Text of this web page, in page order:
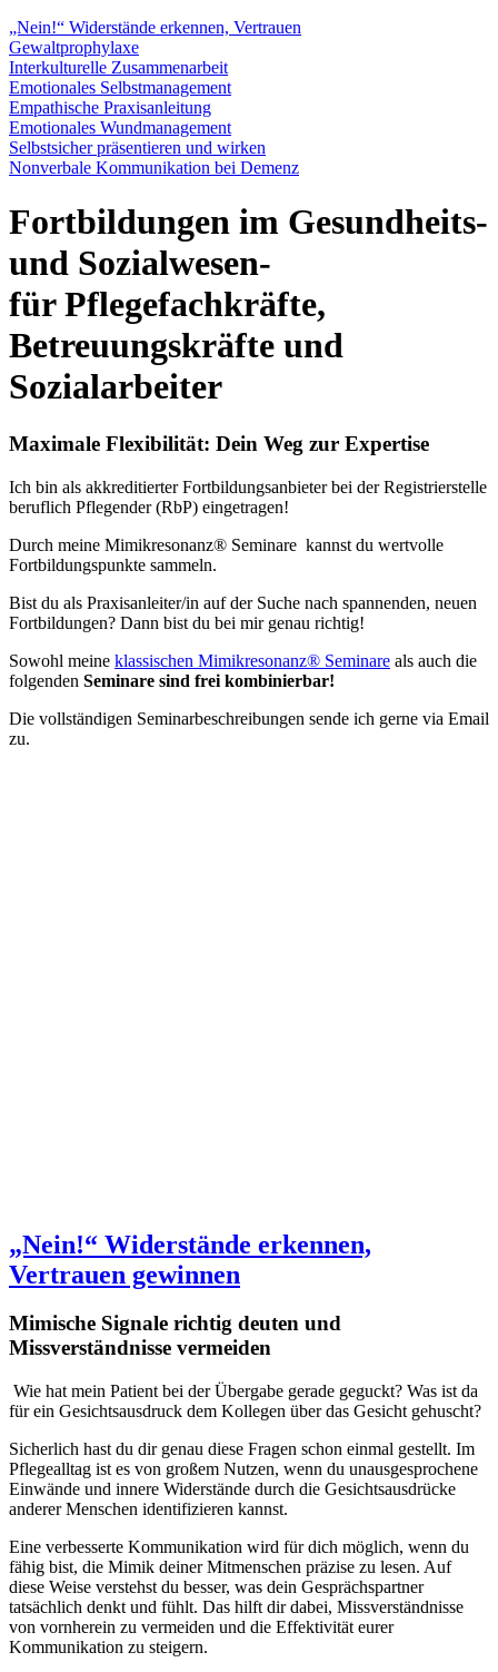
„Nein!“ Widerstände erkennen, Vertrauen
Gewaltprophylaxe
Interkulturelle Zusammenarbeit
Emotionales Selbstmanagement
Empathische Praxisanleitung
Emotionales Wundmanagement
Selbstsicher präsentieren und wirken
Nonverbale Kommunikation bei Demenz
Fortbildungen im Gesundheits-
und Sozialwesen-
für Pflegefachkräfte,
Betreuungskräfte und
Sozialarbeiter
Maximale Flexibilität: Dein Weg zur Expertise
Ich bin als akkreditierter Fortbildungsanbieter bei der Registrierstelle
beruflich Pflegender (RbP) eingetragen!
Durch meine Mimikresonanz® Seminare kannst du wertvolle
Fortbildungspunkte sammeln.
Bist du als Praxisanleiter/in auf der Suche nach spannenden, neuen
Fortbildungen? Dann bist du bei mir genau richtig!
Sowohl meine klassischen Mimikresonanz® Seminare als auch die
folgenden Seminare sind frei kombinierbar!
Die vollständigen Seminarbeschreibungen sende ich gerne via Email
zu.
„Nein!“ Widerstände erkennen,
Vertrauen gewinnen
Mimische Signale richtig deuten und
Missverständnisse vermeiden
Wie hat mein Patient bei der Übergabe gerade geguckt? Was ist da
für ein Gesichtsausdruck dem Kollegen über das Gesicht gehuscht?
Sicherlich hast du dir genau diese Fragen schon einmal gestellt. Im
Pflegealltag ist es von großem Nutzen, wenn du unausgesprochene
Einwände und innere Widerstände durch die Gesichtsausdrücke
anderer Menschen identifizieren kannst.
Eine verbesserte Kommunikation wird für dich möglich, wenn du
fähig bist, die Mimik deiner Mitmenschen präzise zu lesen. Auf
diese Weise verstehst du besser, was dein Gesprächspartner
tatsächlich denkt und fühlt. Das hilft dir dabei, Missverständnisse
von vornherein zu vermeiden und die Effektivität eurer
Kommunikation zu steigern.